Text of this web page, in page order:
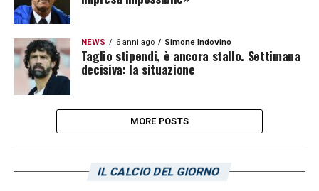
NEWS 6 anni ago Simone Indovino
Taglio stipendi, è ancora stallo. Settimana
decisiva: la situazione
MORE POSTS
IL CALCIO DEL GIORNO